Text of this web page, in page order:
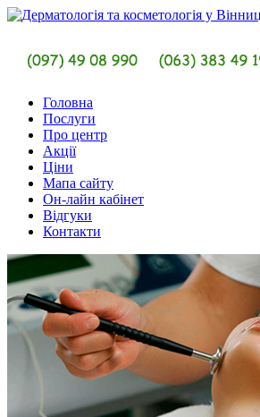
Головна
Послуги
Про центр
Акції
Ціни
Мапа сайту
Он-лайн кабінет
Відгуки
Контакти